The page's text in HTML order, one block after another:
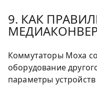
9. КАК
Коммутаторы Moxa
оборудование
параметры